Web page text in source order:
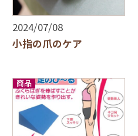
2024/07/08
小指の爪のケア
商品